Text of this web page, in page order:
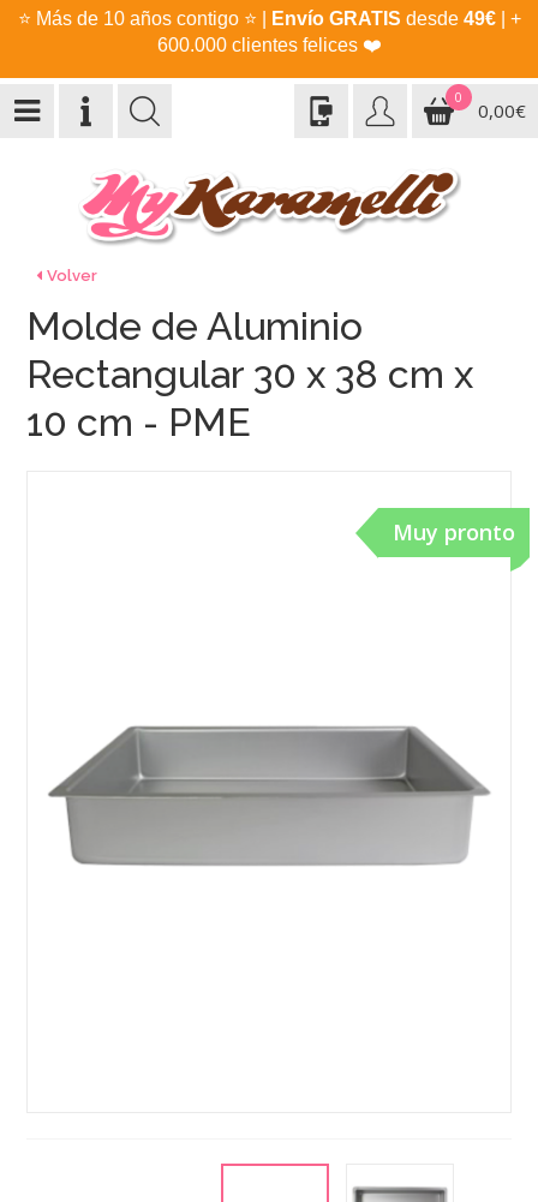
⭐ Más de 10 años contigo ⭐ Envío GRATIS desde 49€| +
600.000 clientes felices ❤️
0
0,00€
Volver
Muy pronto
Molde de Aluminio
Rectangular 30 x 38 cm x
10 cm - PME